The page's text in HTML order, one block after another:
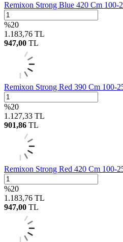
Remixon Strong Blue 420 Cm 100-
%20
1.183,76 TL
947,00 TL
Remixon Strong Red 390 Cm 100-
%20
1.127,33 TL
901,86 TL
Remixon Strong Red 420 Cm 100-
%20
1.183,76 TL
947,00 TL